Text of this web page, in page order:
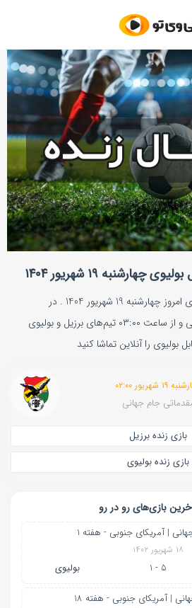
۱۹ شهریور ۱۴۰۴
پخش زنده بازی برزیل و بولیوی امروز چهارشنبه 19 شهریور 1404 . در
رقابت‌های مقدماتی جام جهانی و از ساعت ۰۳:۰۰ تیم‌های برزیل و بولیوی
را آنلاین تماشا کنید
۱۹ شهریور ۰۲:۰۰
جام جهانی
بازی زنده برزیل
بازی زنده بولیوی
بازی‌های رو در رو
| آمریکای جنوبی - هفته 1
۱۸ شهریور ۱۴۰۲
5 - 1 بولیوی
| آمریکای جنوبی - هفته 18